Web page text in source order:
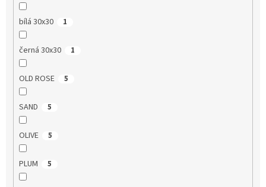
bílá 30x30 1
černá 30x30 1
OLD ROSE 5
SAND 5
OLIVE 5
PLUM 5